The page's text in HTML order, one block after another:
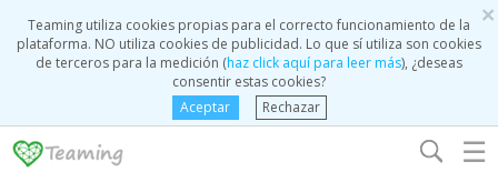
×
Teaming utiliza cookies propias para el correcto funcionamiento de la
plataforma. NO utiliza cookies de publicidad. Lo que sí utiliza son cookies
de terceros para la medición (haz click aquí para leer más), ¿deseas
consentir estas cookies?
Aceptar
Rechazar
☰